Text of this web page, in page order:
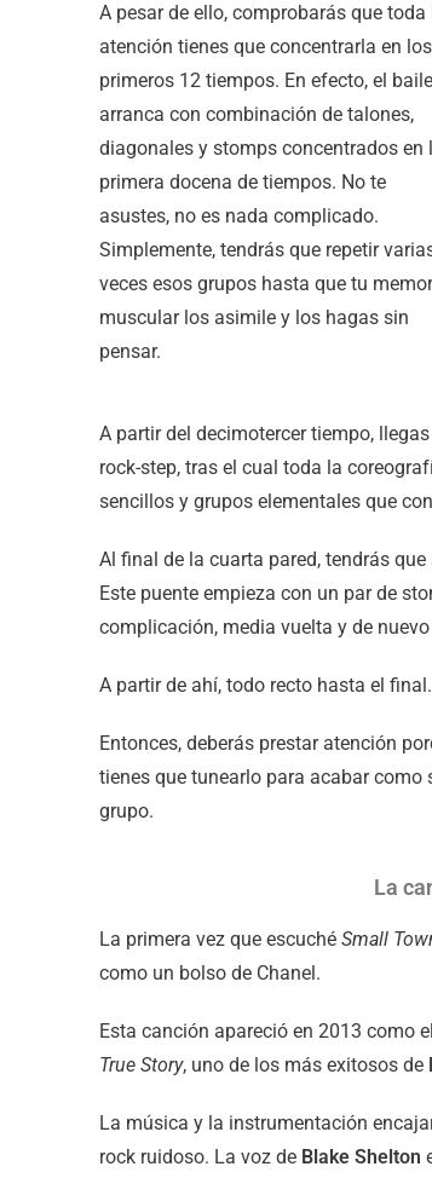
A pesar de ello, comprobarás que toda
atención tienes que concentrarla en los
primeros 12 tiempos. En efecto, el baile
arranca con combinación de talones,
diagonales y stomps concentrados en
primera docena de tiempos. No te
asustes, no es nada complicado.
Simplemente, tendrás que repetir
veces esos grupos hasta que tu
muscular los asimile y los hagas sin
pensar.
A partir del decimotercer tiempo,
rock-step, tras el cual toda la
sencillos y grupos elementales que
Al final de la cuarta pared, tendrás
Este puente empieza con un par de
complicación, media vuelta y de
A partir de ahí, todo recto hasta el final.
Entonces, deberás prestar atención
tienes que tunearlo para acabar
grupo.
La
La primera vez que escuché Small
como un bolso de Chanel.
Esta canción apareció en 2013 como
True Story, uno de los más exitosos de
La música y la instrumentación
rock ruidoso. La voz de Blake Shelton